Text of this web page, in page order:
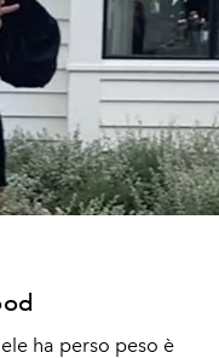
ha perso peso è